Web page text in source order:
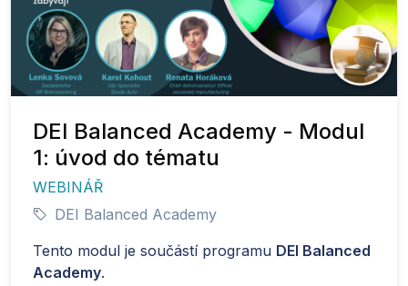
DEI Balanced Academy - Modul
1: úvod do tématu
WEBINÁŘ
DEI Balanced Academy
Tento modul je součástí programu DEI Balanced
Academy.